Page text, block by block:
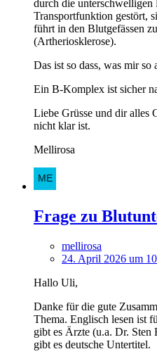
durch die unterschwelligen
Transportfunktion gestört,
führt in den Blutgefässen
(Artheriosklerose).
Das ist so dass, was mir so
Ein B-Komplex ist sicher
Liebe Grüsse und dir alles
nicht klar ist.
Mellirosa
Frage zu
mellirosa
24. April 2026 um
Hallo Uli,
Danke für die gute
Thema. Englisch lesen ist
gibt es Ärzte (u.a. Dr. Sten
gibt es deutsche Untertitel.